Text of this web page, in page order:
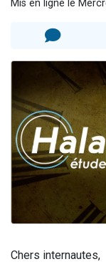
Mis en ligne le
Chers internautes,